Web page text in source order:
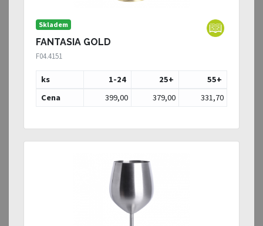
Skladem
FANTASIA GOLD
F04.4151
ks 1-24 25+ 55+
Cena
399,00 379,00 331,70